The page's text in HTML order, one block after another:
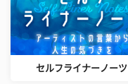
セルフライナーノーツ